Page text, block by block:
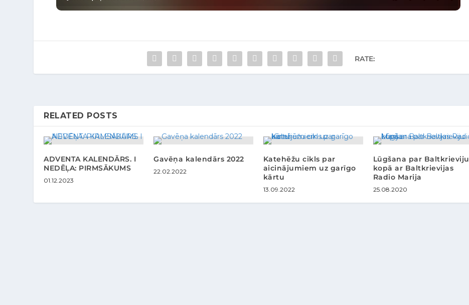
RATE:
RELATED POSTS
ADVENTA KALENDĀRS. I
NEDĒĻA: PIRMSĀKUMS
01.12.2023
Gavēņa kalendārs 2022
22.02.2022
Katehēžu cikls par
aicinājumiem uz garīgo
kārtu
13.09.2022
Lūgšana par Baltkrieviju
kopā ar Baltkrievijas
Radio Marija
25.08.2020